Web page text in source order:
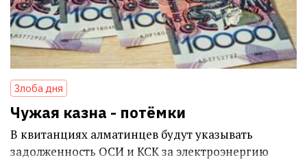
Злоба дня
Чужая казна - потёмки
В квитанциях алматинцев будут указывать
задолженность ОСИ и КСК за электроэнергию